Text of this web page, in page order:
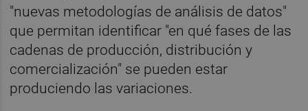
"nuevas metodologías de análisis de datos"
que permitan identificar "en qué fases de las
cadenas de producción, distribución y
comercialización" se pueden estar
produciendo las variaciones.